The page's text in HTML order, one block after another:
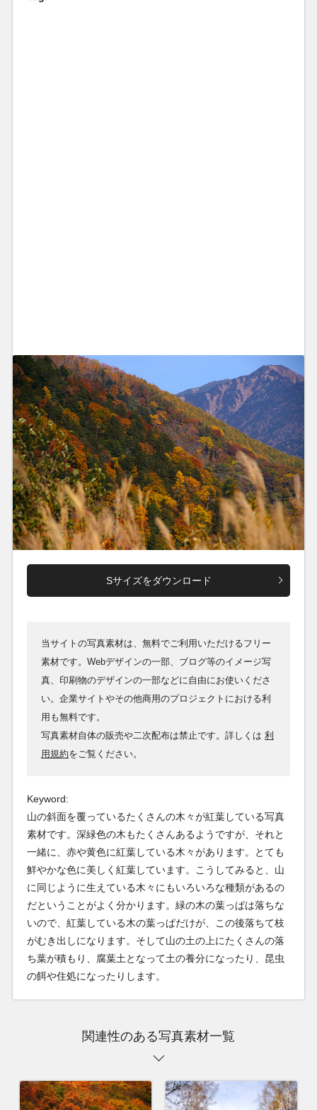
Sサイズをダウンロード
当サイトの写真素材は、無料でご利用いただけるフリー
素材です。Webデザインの一部、ブログ等のイメージ写
真、印刷物のデザインの一部などに自由にお使いくださ
い。企業サイトやその他商用のプロジェクトにおける利
用も無料です。
写真素材自体の販売や二次配布は禁止です。詳しくは 利
用規約をご覧ください。
Keyword:
山の斜面を覆っているたくさんの木々が紅葉している写真
素材です。深緑色の木もたくさんあるようですが、それと
一緒に、赤や黄色に紅葉している木々があります。とても
鮮やかな色に美しく紅葉しています。こうしてみると、山
に同じように生えている木々にもいろいろな種類があるの
だということがよく分かります。緑の木の葉っぱは落ちな
いので、紅葉している木の葉っぱだけが、この後落ちて枝
がむき出しになります。そして山の土の上にたくさんの落
ち葉が積もり、腐葉土となって土の養分になったり、昆虫
の餌や住処になったりします。
関連性のある写真素材一覧